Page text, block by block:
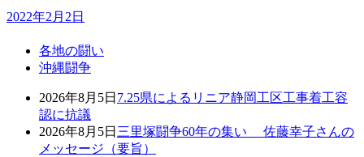
2022年2月2日
各地の闘い
沖縄闘争
2026年8月5日 7.25県によるリニア静岡工区工事着工容
認に抗議
2026年8月5日 三里塚闘争60年の集い 佐藤幸子さんの
メッセージ（要旨）